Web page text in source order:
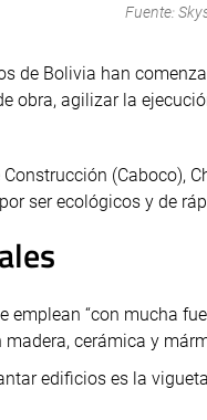
Fuente:
de Bolivia han
obra, agilizar la
(Caboco),
ser ecológicos y de
emplean “con mucha
cerámica y
edificios es la